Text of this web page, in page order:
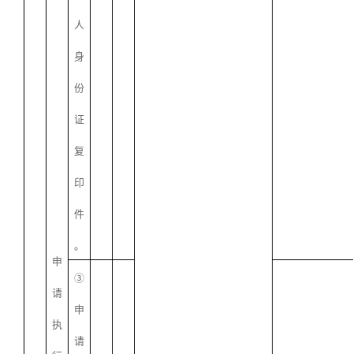
申
请
执
人
身
份
证
复
印
件
。
③
申
请